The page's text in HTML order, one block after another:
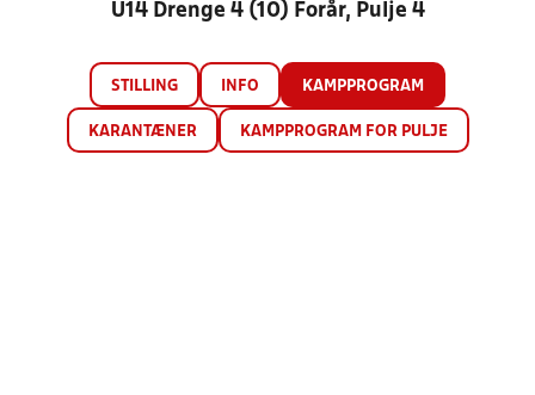
U14 Drenge 4 (10) Forår, Pulje 4
STILLING INFO KAMPPROGRAM
KARANTÆNER KAMPPROGRAM FOR PULJE